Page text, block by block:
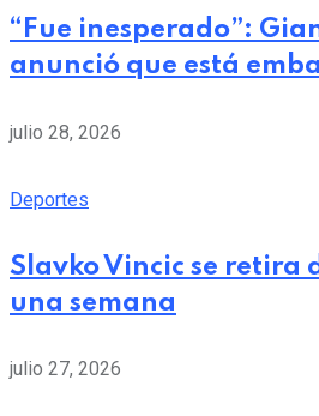
“Fue inesperado”:
anunció que está
julio 28, 2026
Deportes
Slavko Vincic se retira
una semana
julio 27, 2026